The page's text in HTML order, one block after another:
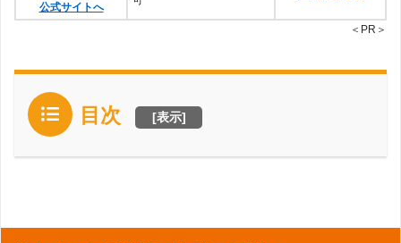
公式サイトへ
＜PR＞
目次 [表示]